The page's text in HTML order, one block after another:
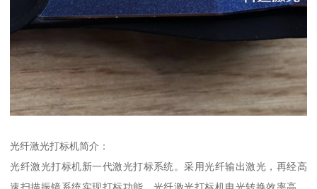
光纤激光打标机简介：
光纤激光打标机新一代激光打标系统。采用光纤输出激光，再经高